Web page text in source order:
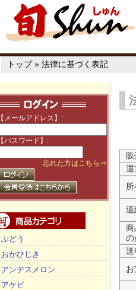
トップ» 法律に基づく表記
【メールアドレス】:
【パスワード】:
忘れた方はこちら⇒
ぶどう
おかひじき
アンデスメロン
アケビ
販
運
所
連
商
の
送